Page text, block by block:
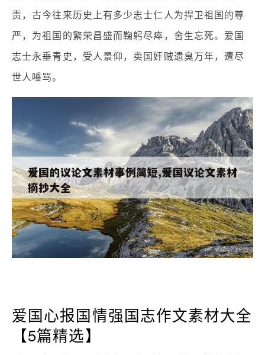
责，古今往来历史上有多少志士仁人为捍卫祖国的尊
严，为祖国的繁荣昌盛而鞠躬尽瘁，舍生忘死。爱国
志士永垂青史，受人景仰，卖国奸贼遗臭万年，遭尽
世人唾骂。
爱国心报国情强国志作文素材大全
【5篇精选】